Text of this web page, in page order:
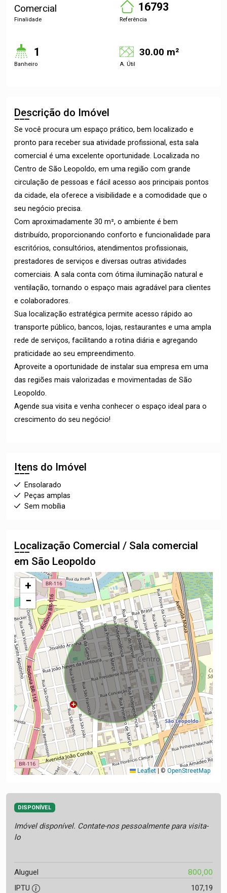
Comercial
Finalidade
16793
Referência
1
Banheiro
30.00 m²
A. Útil
Descrição do Imóvel
Se você procura um espaço prático, bem localizado e
pronto para receber sua atividade profissional, esta sala
comercial é uma excelente oportunidade. Localizada no
Centro de São Leopoldo, em uma região com grande
circulação de pessoas e fácil acesso aos principais pontos
da cidade, ela oferece a visibilidade e a comodidade que o
seu negócio precisa.
Com aproximadamente 30 m², o ambiente é bem
distribuído, proporcionando conforto e funcionalidade para
escritórios, consultórios, atendimentos profissionais,
prestadores de serviços e diversas outras atividades
comerciais. A sala conta com ótima iluminação natural e
ventilação, tornando o espaço mais agradável para clientes
e colaboradores.
Sua localização estratégica permite acesso rápido ao
transporte público, bancos, lojas, restaurantes e uma ampla
rede de serviços, facilitando a rotina diária e agregando
praticidade ao seu empreendimento.
Aproveite a oportunidade de instalar sua empresa em uma
das regiões mais valorizadas e movimentadas de São
Leopoldo.
Agende sua visita e venha conhecer o espaço ideal para o
crescimento do seu negócio!
Itens do Imóvel
Ensolarado
Peças amplas
Sem mobília
Localização Comercial / Sala comercial
em São Leopoldo
+
−
Leaflet | © OpenStreetMap
DISPONÍVEL
Imóvel disponível. Contate-nos pessoalmente para visita-
lo
Aluguel 800,00
IPTU 107,19